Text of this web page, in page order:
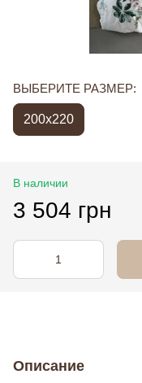
ВЫБЕРИТЕ РАЗМЕР:
200x220
В наличии
3 504 грн
Описание